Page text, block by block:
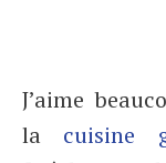
J’aime
la cuisine